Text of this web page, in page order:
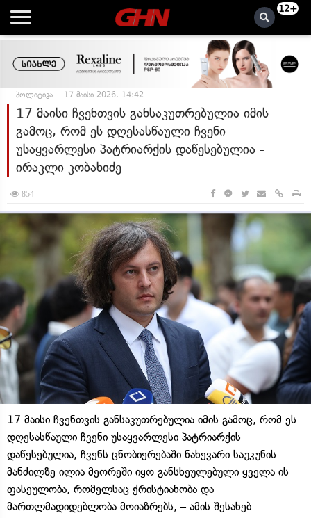
12+
პოლიტიკა 17 მაისი 2026, 14:42
17 მაისი ჩვენთვის განსაკუთრებულია იმის
გამოც, რომ ეს დღესასწაული ჩვენი
უსაყვარლესი პატრიარქის დაწესებულია -
ირაკლი კობახიძე
854
17 მაისი ჩვენთვის განსაკუთრებულია იმის გამოც, რომ ეს
დღესასწაული ჩვენი უსაყვარლესი პატრიარქის
დაწესებულია, ჩვენს ცნობიერებაში ნახევარი საუკუნის
მანძილზე ილია მეორეში იყო განსხეულებული ყველა ის
ფასეულობა, რომელსაც ქრისტიანობა და
მართლმადიდებლობა მოიაზრებს, – ამის შესახებ